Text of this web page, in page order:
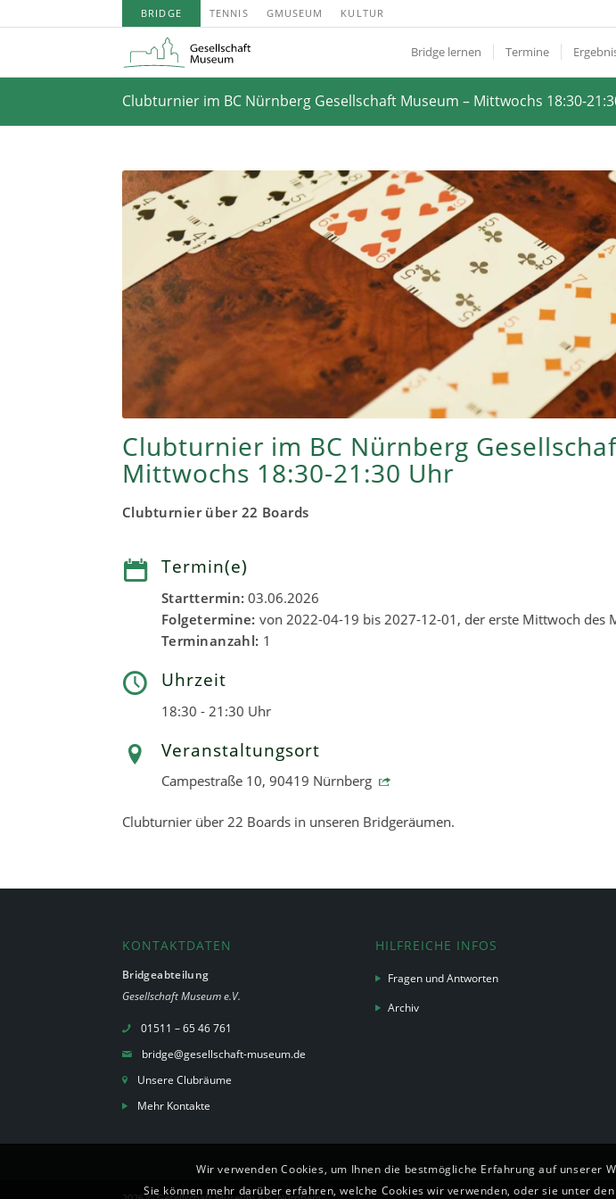
BRIDGE TENNIS GMUSEUM KULTUR
Bridge lernen Termine
Clubturnier im BC Nürnberg Gesellschaft Museum – Mittwochs 18:30-
Clubturnier im BC Nürnberg
Mittwochs 18:30-21:30 Uhr
Clubturnier über 22 Boards
Termin(e)
Starttermin: 03.06.2026
Folgetermine: von 2022-04-19 bis 2027-12-01, der erste Mittwoch des
Terminanzahl: 1
Uhrzeit
18:30 - 21:30 Uhr
Veranstaltungsort
Campestraße 10, 90419 Nürnberg
Clubturnier über 22 Boards in unseren Bridgeräumen.
KONTAKTDATEN
Bridgeabteilung
Gesellschaft Museum e.V.
01511 – 65 46 761
bridge@gesellschaft-museum.de
Unsere Clubräume
Mehr Kontakte
HILFREICHE INFOS
Fragen und Antworten
Archiv
Wir verwenden Cookies, um Ihnen die bestmögliche Erfahrung auf unserer
Sie können mehr darüber erfahren, welche Cookies wir verwenden, oder sie unter